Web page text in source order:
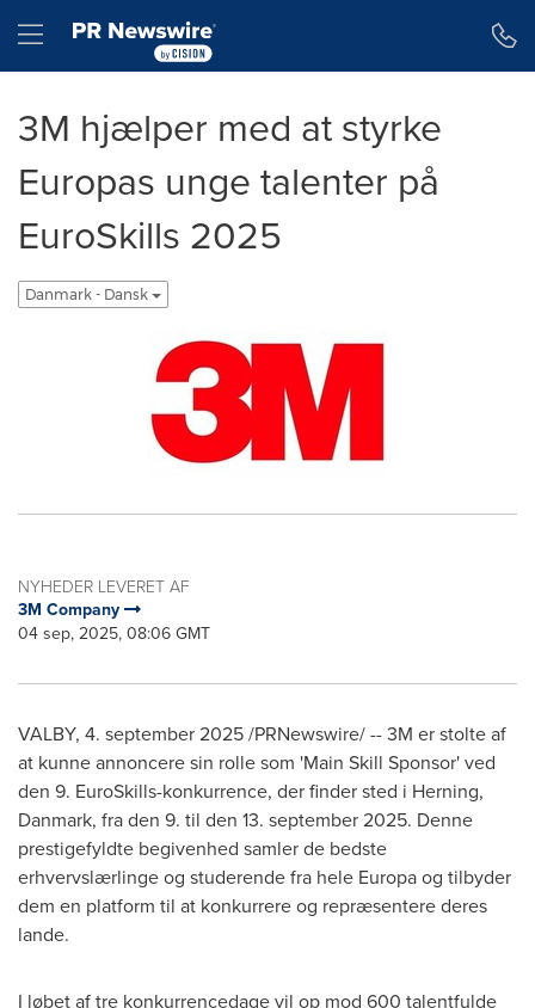
Hamburger menu
3M hjælper med at styrke
Europas unge talenter på
EuroSkills 2025
Danmark - Dansk
NYHEDER LEVERET AF
3M Company
04 sep, 2025, 08:06 GMT
VALBY, 4. september 2025/PRNewswire/ --3M er stolte af
at kunne annoncere sin rolle som 'Main Skill Sponsor' ved
den 9. EuroSkills-konkurrence, der finder sted i Herning,
Danmark, fra den 9. til den 13. september 2025. Denne
prestigefyldte begivenhed samler de bedste
erhvervslærlinge og studerende fra hele Europa og tilbyder
dem en platform til at konkurrere og repræsentere deres
lande.
I løbet af tre konkurrencedage vil op mod 600 talentfulde